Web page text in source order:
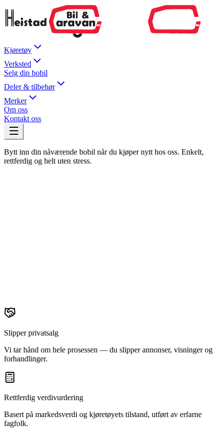
Kjøretøy
Verksted
Selg din bobil
Deler & tilbehør
Merker
Om oss
Kontakt oss
Bytt inn din nåværende bobil når du kjøper nytt hos oss. Enkelt,
rettferdig og helt uten stress.
Slipper privatsalg
Vi tar hånd om hele prosessen — du slipper annonser, visninger og
forhandlinger.
Rettferdig verdivurdering
Basert på markedsverdi og kjøretøyets tilstand, utført av erfarne
fagfolk.